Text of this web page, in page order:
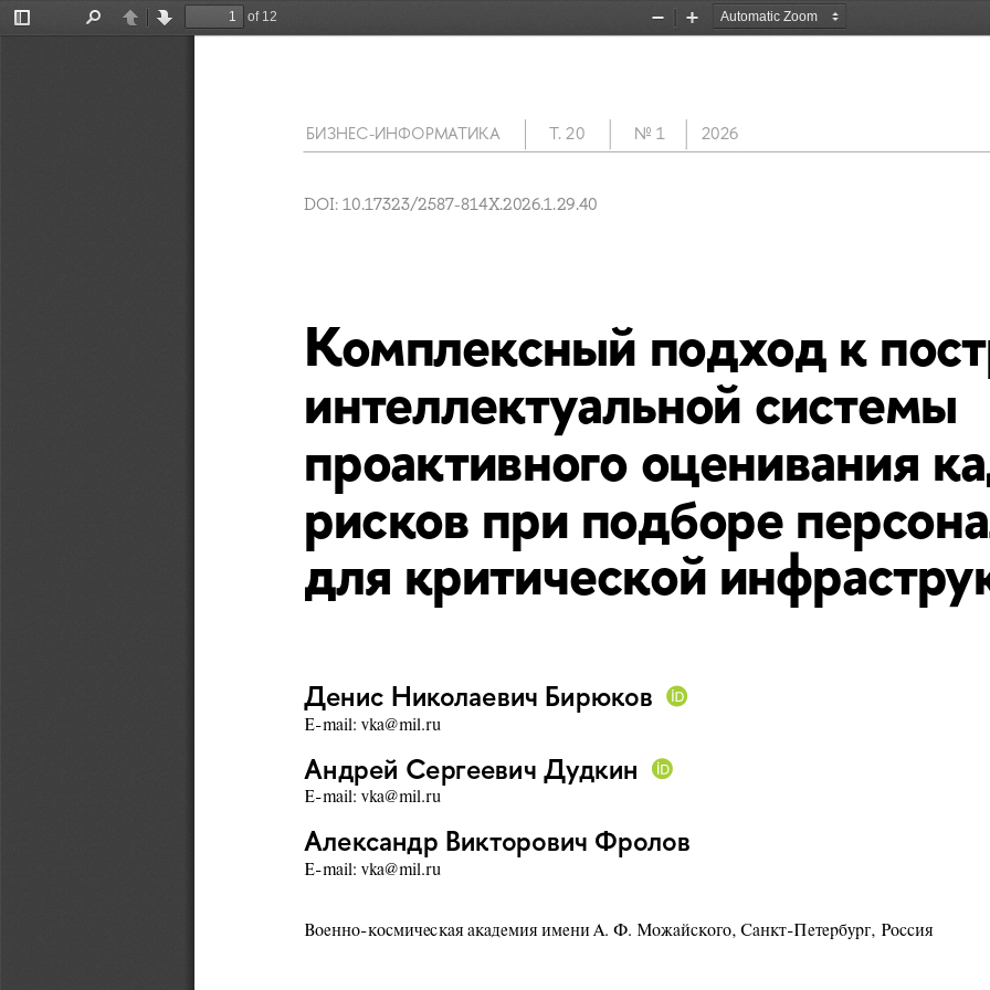
Toggle
PreviousNext
of 12
Zoom
Zoom
БИЗНЕС-ИНФОРМАТИКА            Т. 20            No 1         2026
DOI: 10.17323/2587-814X.2026.1.29.40
Комплексный подход к
интеллектуальной системы
проактивного оценивания
рисков при подборе
для критической
Денис Николаевич Бирюков
E mail: vka@mil .ru
Андрей Сергеевич Дудкин
E mail: vka@mil .ru
Александр Викторович Фролов
E mail: vka@mil .ru
Военно-космическая академия имени А. Ф. Можайского , Санкт-Петербург, Россия